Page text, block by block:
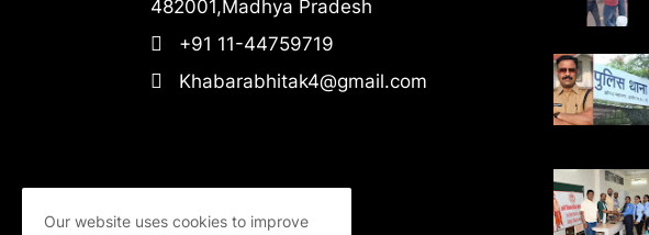
482001,Madhya Pradesh
+91 11-44759719
Khabarabhitak4@gmail.com
Our website uses cookies to improve